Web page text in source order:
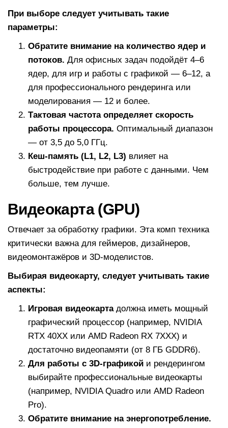
При выборе следует учитывать такие
параметры:
Обратите внимание на количество ядер и
потоков. Для офисных задач подойдёт 4–6
ядер, для игр и работы с графикой — 6–12, а
для профессионального рендеринга или
моделирования — 12 и более.
Тактовая частота определяет скорость
работы процессора. Оптимальный диапазон
— от 3,5 до 5,0 ГГц.
Кеш-память (L1, L2, L3) влияет на
быстродействие при работе с данными. Чем
больше, тем лучше.
Видеокарта (GPU)
Отвечает за обработку графики. Эта комп техника
критически важна для геймеров, дизайнеров,
видеомонтажёров и 3D-моделистов.
Выбирая видеокарту, следует учитывать такие
аспекты:
Игровая видеокартадолжна иметь мощный
графический процессор (например, NVIDIA
RTX 40XX или AMD Radeon RX 7XXX) и
достаточно видеопамяти (от 8 ГБ GDDR6).
Для работы с 3D-графикой и рендерингом
выбирайте профессиональные видеокарты
(например, NVIDIA Quadro или AMD Radeon
Pro).
Обратите внимание на энергопотребление.